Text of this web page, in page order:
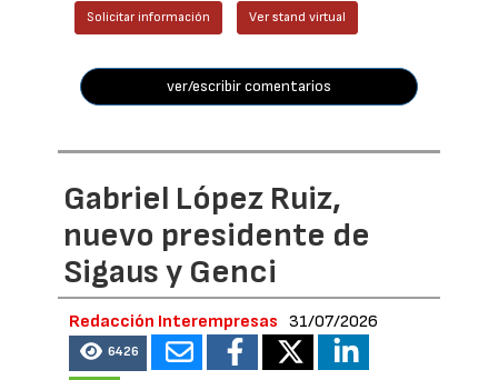
Solicitar información Ver stand virtual
ver/escribir comentarios
Gabriel López Ruiz,
nuevo presidente de
Sigaus y Genci
Redacción Interempresas 31/07/2026
6426